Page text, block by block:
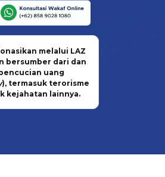
melalui LAZ
bersumber dari dan
uang
), termasuk terorisme
kejahatan lainnya.